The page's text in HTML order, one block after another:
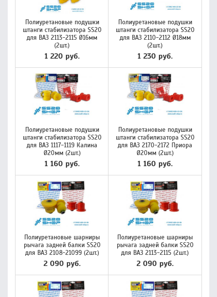
Полиуретановые подушки
штанги стабилизатора SS20
для ВАЗ 2113-2115 Ø16мм
(2шт.)
1 220 руб.
Полиуретановые подушки
штанги стабилизатора SS20
для ВАЗ 2110-2112 Ø18мм
(2шт.)
1 230 руб.
Полиуретановые подушки
штанги стабилизатора SS20
для ВАЗ 1117-1119 Калина
Ø20мм (2шт.)
1 160 руб.
Полиуретановые подушки
штанги стабилизатора SS20
для ВАЗ 2170-2172 Приора
Ø20мм (2шт.)
1 160 руб.
Полиуретановые шарниры
рычага задней балки SS20
для ВАЗ 2108-21099 (2шт.)
2 090 руб.
Полиуретановые шарниры
рычага задней балки SS20
для ВАЗ 2113-2115 (2шт.)
2 090 руб.